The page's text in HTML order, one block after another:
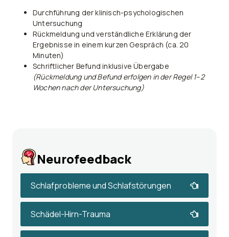
Durchführung der klinisch-psychologischen
Untersuchung
Rückmeldung und verständliche Erklärung der
Ergebnisse in einem kurzen Gespräch (ca. 20
Minuten)
Schriftlicher Befund inklusive Übergabe
(Rückmeldung und Befund erfolgen in der Regel 1–2
Wochen nach der Untersuchung)
Neurofeedback
Schlafprobleme und Schlafstörungen
Schädel-Hirn-Trauma